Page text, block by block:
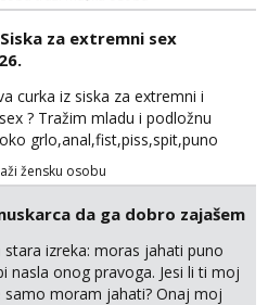
vam ju ne radim 😉 100% prava i
me jednom, nećeš moći bez
Nemojte me pitati za uzivo, jer to
javljanje isključivo
WhatsApp🩷
za extremni sex
curka iz siska za extremni i
? Tražim mladu i podložnu
grlo,anal,fist,piss,spit,puno
i pissa,volim isto tako masažu
full perverzno,bez
crne i visoke sexy štikle
imati na sebi,za početak s.t.o
večeras,noć kod
isključivo pozivom
žensku osobu
da ga dobro zajašem
stara izreka: moras jahati puno
nasla onog pravoga. Jesi li ti moj
samo moram jahati? Onaj moj